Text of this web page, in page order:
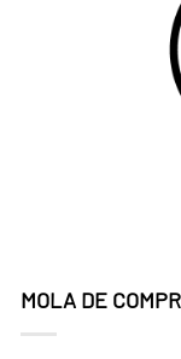
MOLA DE